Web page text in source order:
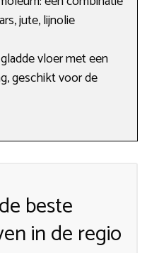
jute, lijnolie
vloer met een
geschikt voor de
beste
in de regio